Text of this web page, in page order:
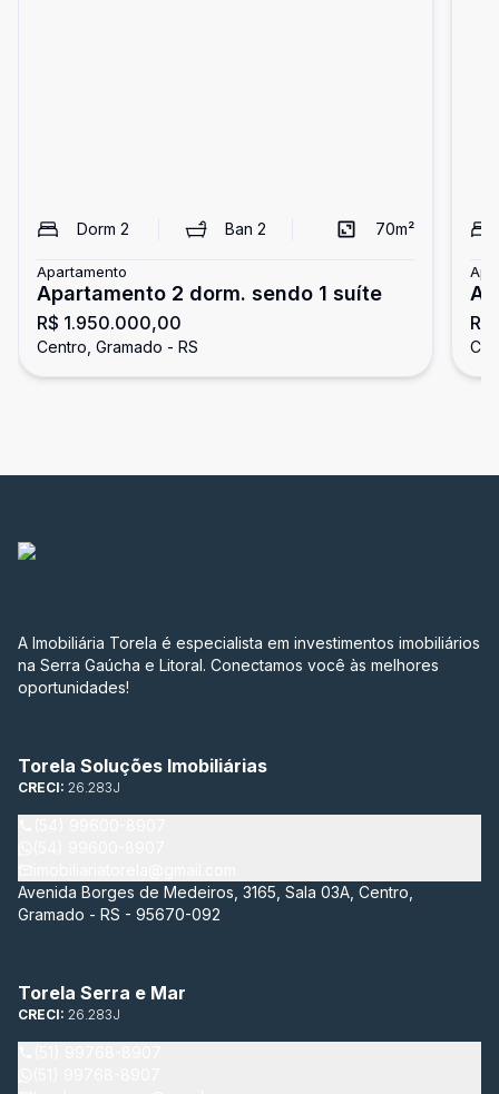
Dorm 2 Ban2 70m²
Apartamento
Apartamento 2 dorm. sendo 1 suíte
R$ 1.950.000,00
Centro, Gramado - RS
A Imobiliária Torela é especialista em investimentos imobiliários
na Serra Gaúcha e Litoral. Conectamos você às melhores
oportunidades!
Torela Soluções Imobiliárias
CRECI: 26.283J
Avenida Borges de Medeiros, 3165, Sala 03A, Centro,
Gramado - RS - 95670-092
Torela Serra e Mar
CRECI: 26.283J